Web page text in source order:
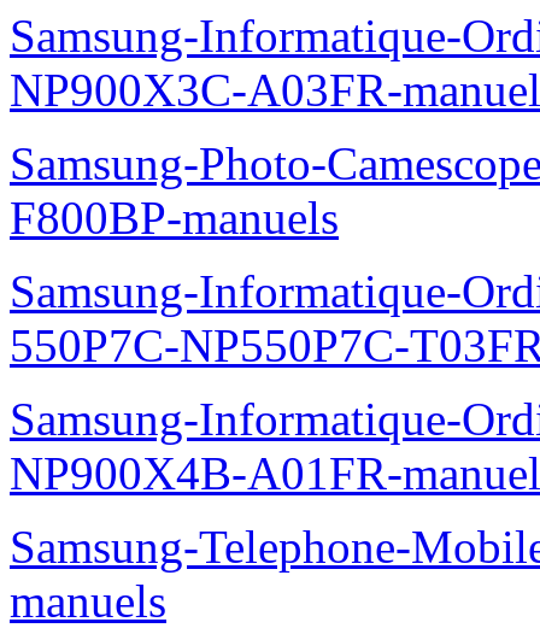
Samsung-Informatique-
NP900X3C-A03FR-
Samsung-Photo-
F800BP-manuels
Samsung-Informatique-
550P7C-NP550P7C-
Samsung-Informatique-
NP900X4B-A01FR-
Samsung-Telephone-
manuels